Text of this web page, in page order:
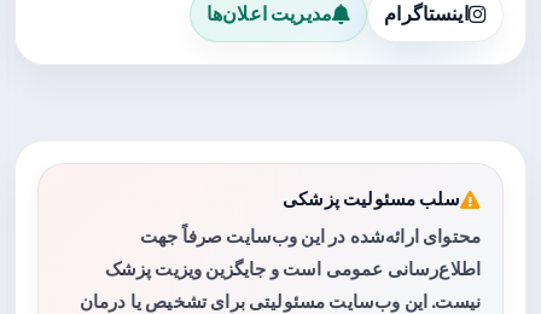
اینستاگرام مدیریت اعلان‌ها
سلب مسئولیت پزشکی
محتوای ارائه‌شده در این وب‌سایت صرفاً جهت
اطلاع‌رسانی عمومی است و جایگزین ویزیت پزشک
نیست. این وب‌سایت مسئولیتی برای تشخیص یا درمان